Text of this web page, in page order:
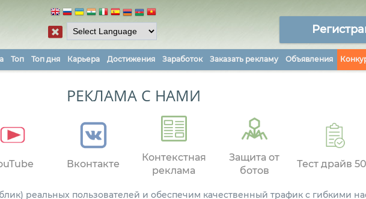
Топ Топ дня Карьера Достижения Заработок Заказать рекламу Объявления
РЕКЛАМА С НАМИ
Вконтакте
Контекстная
реклама
Защита от
ботов
Тест драйв
реальных пользователей и обеспечим качественный трафик с гибкими